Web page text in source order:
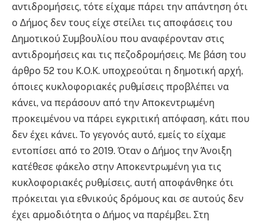
αντιδροµήσεις, τότε είχαµε πάρει την απάντηση ότι
ο ∆ήµος δεν τους είχε στείλει τις αποφάσεις του
∆ηµοτικού Συµβουλίου που αναφέρονταν στις
αντιδροµήσεις και τις πεζοδροµήσεις. Με βάση του
άρθρο 52 του Κ.Ο.Κ. υποχρεούται η δηµοτική αρχή,
όποιες κυκλοφοριακές ρυθµίσεις προβλέπει να
κάνει, να περάσουν από την Αποκεντρωµένη
προκειµένου να πάρει εγκριτική απόφαση, κάτι που
δεν έχει κάνει. Το γεγονός αυτό, εµείς το είχαµε
εντοπίσει από το 2019. Όταν ο ∆ήµος την Άνοιξη
κατέθεσε φάκελο στην Αποκεντρωµένη για τις
κυκλοφοριακές ρυθµίσεις, αυτή αποφάνθηκε ότι
πρόκειται για εθνικούς δρόµους και σε αυτούς δεν
έχει αρµοδιότητα ο ∆ήµος να παρέµβει. Στη